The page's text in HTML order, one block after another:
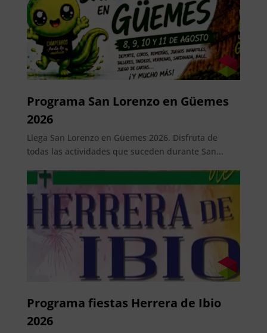
Programa San Lorenzo en Güemes
2026
Llega San Lorenzo en Güemes 2026. Disfruta de
todas las actividades que suceden durante San...
Programa fiestas Herrera de Ibio
2026